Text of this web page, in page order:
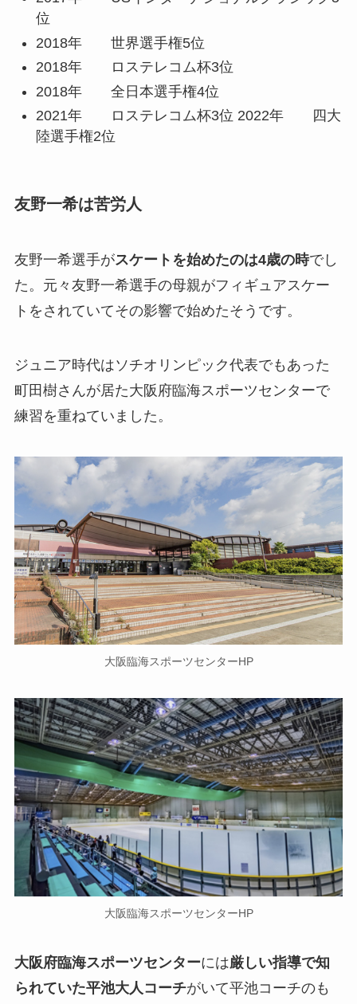
位
2018年 世界選手権5位
2018年 ロステレコム杯3位
2018年 全日本選手権4位
2021年 ロステレコム杯3位 2022年 四大
陸選手権2位
友野一希は苦労人
友野一希選手がスケートを始めたのは4歳の時でし
た。元々友野一希選手の母親がフィギュアスケー
トをされていてその影響で始めたそうです。
ジュニア時代はソチオリンピック代表でもあった
町田樹さんが居た大阪府臨海スポーツセンターで
練習を重ねていました。
大阪臨海スポーツセンターHP
大阪臨海スポーツセンターHP
大阪府臨海スポーツセンターには厳しい指導で知
られていた平池大人コーチがいて平池コーチのも